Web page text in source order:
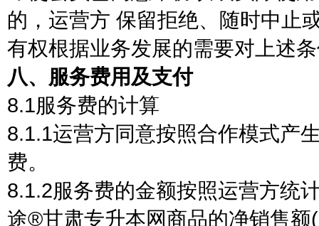
的，运营方 保留拒绝、随时中止
有权根据业务发展的需要对上述
八、服务费用及支付
8.1服务费的计算
8.1.1运营方同意按照合作模式产
费。
8.1.2服务费的金额按照运营方统
途®甘肃专升本网商品的净销售